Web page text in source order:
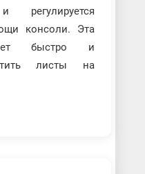
регулируется
консоли. Эта
быстро и
листы на